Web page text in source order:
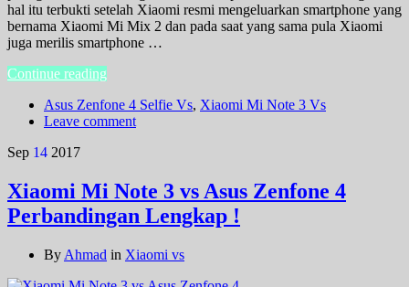
hal itu terbukti setelah Xiaomi resmi mengeluarkan smartphone yang
bernama Xiaomi Mi Mix 2 dan pada saat yang sama pula Xiaomi
juga merilis smartphone …
Continue reading
Asus Zenfone 4 Selfie Vs, Xiaomi Mi Note 3 Vs
Leave comment
Sep 14 2017
Xiaomi Mi Note 3 vs Asus Zenfone 4
Perbandingan Lengkap !
By Ahmad in Xiaomi vs